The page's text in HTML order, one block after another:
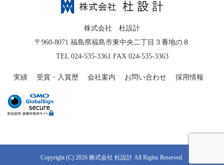
株式会社 杜設計
〒960-8071 福島県福島市東中央二丁目３番地の８
TEL 024-535-3361 FAX 024-535-3363
実績 受賞・入賞歴 会社案内 お問い合わせ 採用情報
Copyright (C) 2026 株式会社 杜設計 All Rights Reserved.